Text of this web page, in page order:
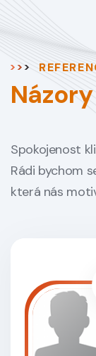
Spokojenost
Rádi bychom
která nás